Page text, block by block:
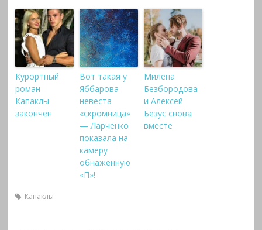
Курортный
роман
Капаклы
закончен
Вот такая у
Яббарова
невеста
«скромница»
— Ларченко
показала на
камеру
обнаженную
«П»!
Милена
Безбородова
и Алексей
Безус снова
вместе
Капаклы